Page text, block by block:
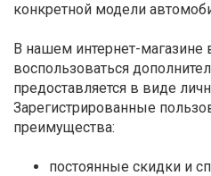
конкретной модели
В нашем интернет-
воспользоваться
предоставляется в виде
Зарегистрированные
преимущества:
постоянные скидки и